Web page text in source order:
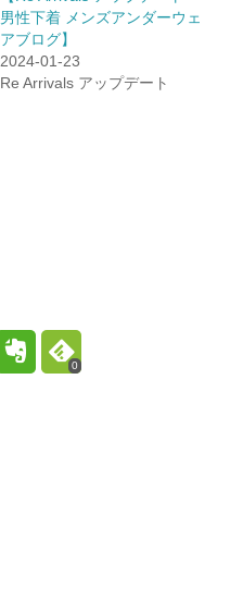
男性下着 メンズアンダーウェ
アブログ】
2024-01-23
Re Arrivals アップデート
0